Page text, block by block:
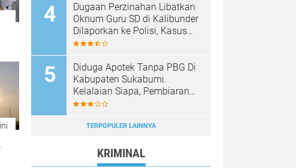
Dugaan Perzinahan Libatkan
Oknum Guru SD di Kalibunder
Dilaporkan ke Polisi, Kasus
Ditangani Satreskrim Polres
Diduga Apotek Tanpa PBG Di
Kabupaten Sukabumi.
Kelalaian Siapa, Pembiaran
Siapa……?
TERPOPULER LAINNYA
KRIMINAL